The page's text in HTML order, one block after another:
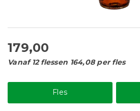
179,00
Vanaf 12 flessen 164,08 per fles
Fles